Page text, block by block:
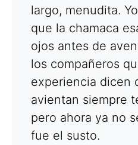
largo, menudita.
que la chamaca
ojos antes de
los compañeros
experiencia dicen
avientan siempre
pero ahora ya no
fue el susto.